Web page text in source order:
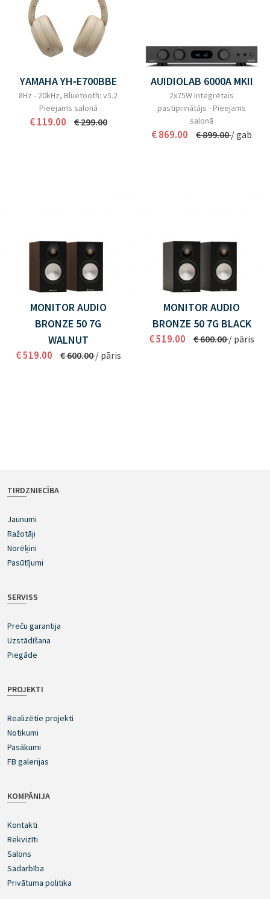
YAMAHA YH‑E700BBE
8Hz - 20kHz, Bluetooth: v5.2
Pieejams salonā
€ 119.00 € 299.00
AUIDIOLAB 6000A MKII
2x75W Integrētais
pastiprinātājs - Pieejams
salonā
€ 869.00 € 899.00/ gab
MONITOR AUDIO
BRONZE 50 7G
WALNUT
€ 519.00 € 600.00/ pāris
MONITOR AUDIO
BRONZE 50 7G BLACK
€ 519.00 € 600.00/ pāris
TIRDZNIECĪBA
Jaunumi
Ražotāji
Norēķini
Pasūtījumi
SERVISS
Preču garantija
Uzstādīšana
Piegāde
PROJEKTI
Realizētie projekti
Notikumi
Pasākumi
FB galerijas
KOMPĀNIJA
Kontakti
Rekvizīti
Salons
Sadarbība
Privātuma politika